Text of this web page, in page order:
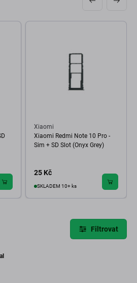
Xiaomi
Xiaomi Redmi Note 10 Pro -
Sim + SD Slot (Onyx Grey)
25 Kč
SKLADEM 10+ ks
Filtrovat